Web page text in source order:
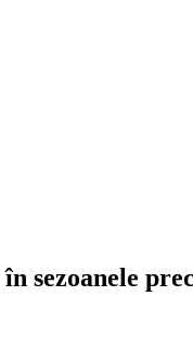
sezoanele